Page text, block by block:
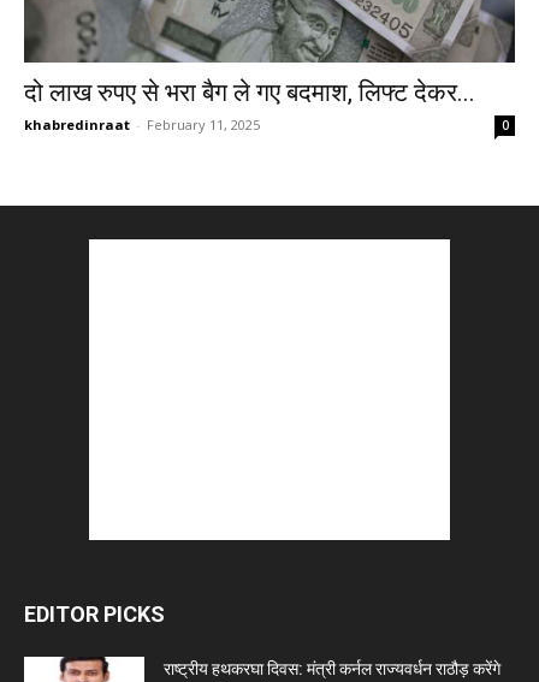
दो लाख रुपए से भरा बैग ले गए बदमाश, लिफ्ट देकर...
khabredinraat - February 11, 2025 0
EDITOR PICKS
राष्ट्रीय हथकरघा दिवस: मंत्री कर्नल राज्यवर्धन राठौड़ करेंगे